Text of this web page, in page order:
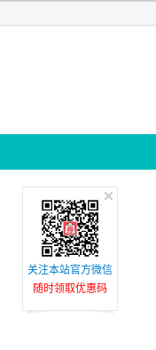
关注本站官方微信
随时领取优惠码